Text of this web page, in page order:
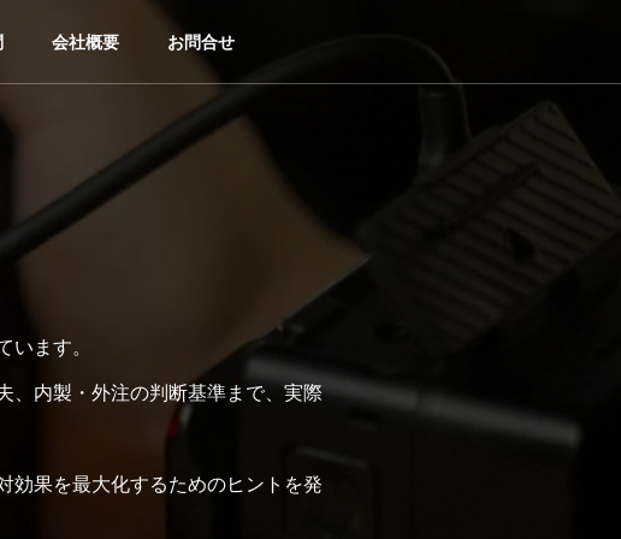
会社概要 お問合せ
います。
、内製・外注の判断基準まで、実際
効果を最大化するためのヒントを発